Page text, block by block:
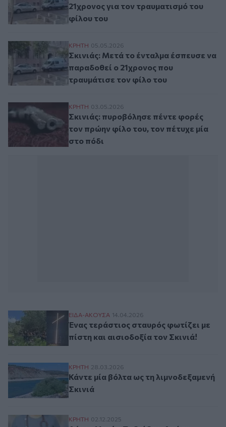
21χρονος για τον τραυματισμό του
φίλου του
Σκινιάς: Μετά το ένταλμα έσπευσε να
ΚΡΗΤΗ 05.05.2026
Σκινιάς: Μετά το ένταλμα έσπευσε να
παραδοθεί ο 21χρονος που
τραυμάτισε τον φίλο του
Σκινιάς: πυροβόλησε πέντε φορές τον
ΚΡΗΤΗ 03.05.2026
Σκινιάς: πυροβόλησε πέντε φορές
τον πρώην φίλο του, τον πέτυχε μία
στο πόδι
Ένας τεράστιος σταυρός φωτίζει με πίστη
ΕΙΔΑ-ΑΚΟΥΣΑ 14.04.2026
Ένας τεράστιος σταυρός φωτίζει με
πίστη και αισιοδοξία τον Σκινιά!
Κάντε μία βόλτα ως τη λιμνοδεξαμενή
ΚΡΗΤΗ 28.03.2026
Κάντε μία βόλτα ως τη λιμνοδεξαμενή
Σκινιά
Δήμος Μινώα Πεδιάδας: Δράση
ΚΡΗΤΗ 02.12.2025